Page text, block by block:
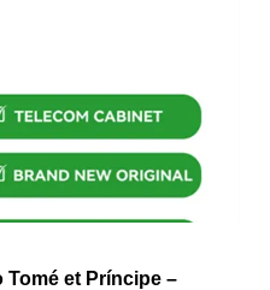
et Príncipe –